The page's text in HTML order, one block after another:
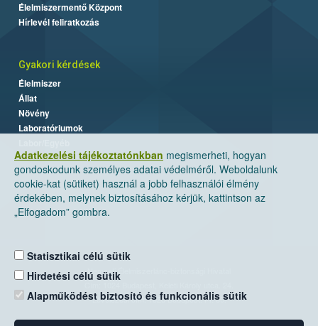
Adatkezelési tájékoztatónkban megismerheti, hogyan
gondoskodunk személyes adatai védelméről. Weboldalunk
cookie-kat (sütiket) használ a jobb felhasználói élmény
érdekében, melynek biztosításához kérjük, kattintson az
„Elfogadom” gombra.
Statisztikai célú sütik
Hirdetési célú sütik
Alapműködést biztosító és funkcionális sütik
Élelmiszermentő Központ
Hírlevél feliratkozás
Gyakori kérdések
Élelmiszer
Állat
Növény
Laboratóriumok
Nemzeti Élelmiszerlánc-biztonsági Hivatal
Levelezési cím: 1525 Budapest. Pf. 30.